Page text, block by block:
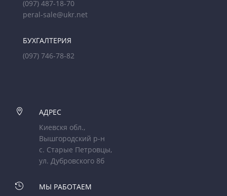
(097) 487-18-70
peral-sale@ukr.net
БУХГАЛТЕРИЯ
(097) 746-78-82

АДРЕС
Киевскя обл.,
Вышгородский р-н
с. Старые Петровцы,
ул. Дубровского 8б

МЫ РАБОТАЕМ